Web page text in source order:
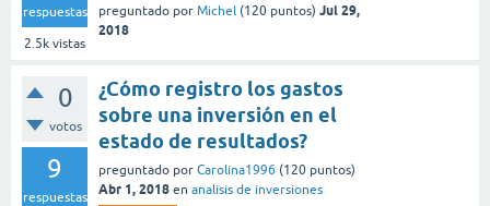
respuestas
2.5k vistas
preguntado por Michel (120 puntos) Jul 29,
2018
0
votos
9
respuestas
¿Cómo registro los gastos
sobre una inversión en el
estado de resultados?
preguntado por Carolina1996 (120 puntos)
Abr 1, 2018 en analisis de inversiones